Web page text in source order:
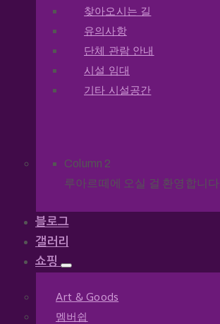
찾아오시는 길
유의사항
단체 관람 안내
시설 임대
기타 시설공간
Column 2
루아르떼에 오실 걸 환영합니다.
블로그
갤러리
쇼핑
Art & Goods
멤버쉽